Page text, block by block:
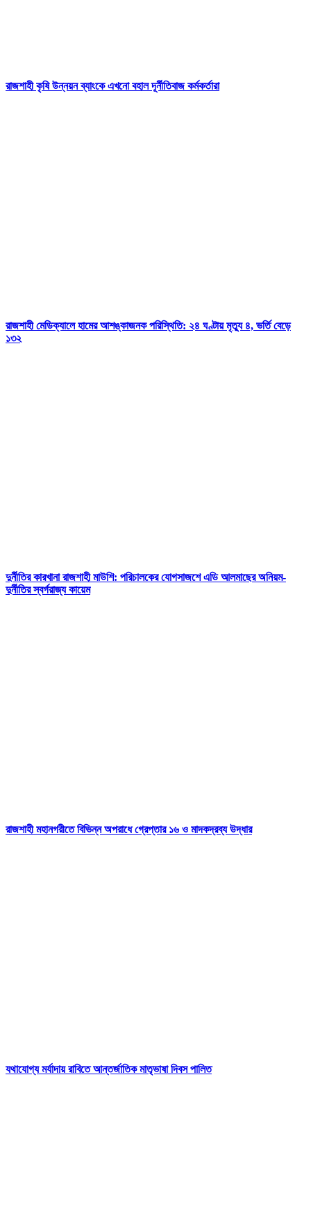
রাজশাহী কৃষি উন্নয়ন ব্যাংকে এখনো বহাল দূর্নীতিবাজ কর্মকর্তারা
রাজশাহী মেডিক্যালে হামের আশঙ্কাজনক পরিস্থিতি: ২৪ ঘণ্টায় মৃত্যু ৪, ভর্তি বেড়ে
১৩২
দুর্নীতির কারখানা রাজশাহী মাউশি: পরিচালকের যোগসাজশে এডি আলমাছের অনিয়ম-
দুর্নীতির স্বর্গরাজ্য কায়েম
রাজশাহী মহানগরীতে বিভিন্ন অপরাধে গ্রেপ্তার ১৬ ও মাদকদ্রব্য উদ্ধার
যথাযোগ্য মর্যাদায় রাবিতে আন্তর্জাতিক মাতৃভাষা দিবস পালিত